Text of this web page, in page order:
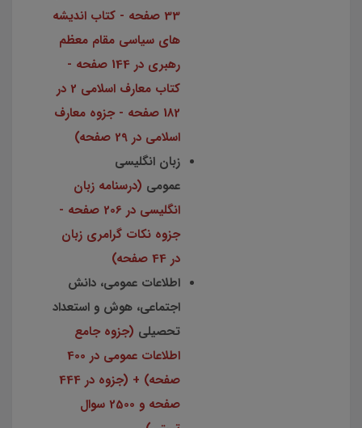
33 صفحه - کتاب اندیشه
های سیاسی مقام معظم
رهبری در 144 صفحه -
کتاب معارف اسلامی 2 در
182 صفحه - جزوه معارف
اسلامی در 29 صفحه)
زبان انگلیسی
عمومی (درسنامه زبان
انگلیسی در 206 صفحه -
جزوه نکات گرامری زبان
در 44 صفحه)
اطلاعات عمومی، دانش
اجتماعی، هوش و استعداد
تحصیلی (جزوه جامع
اطلاعات عمومی در 400
صفحه) + (جزوه در 444
صفحه و 2500 سوال